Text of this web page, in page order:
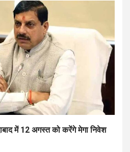
में 12 अगस्त को करेंगे मेगा निवेश